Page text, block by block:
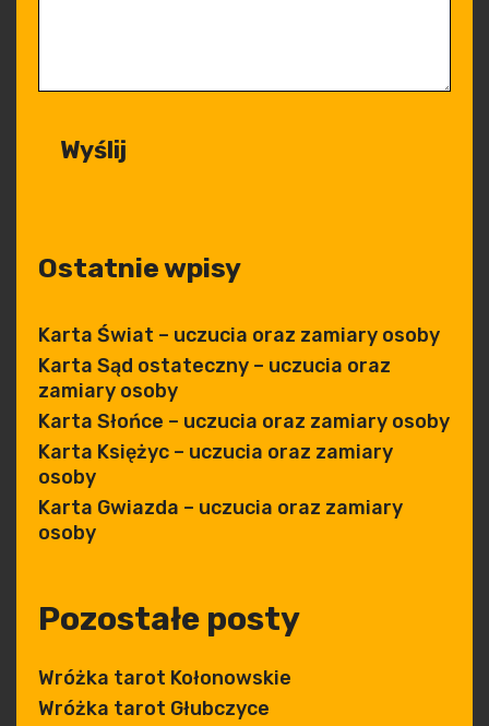
Ostatnie wpisy
Karta Świat – uczucia oraz zamiary osoby
Karta Sąd ostateczny – uczucia oraz
zamiary osoby
Karta Słońce – uczucia oraz zamiary osoby
Karta Księżyc – uczucia oraz zamiary
osoby
Karta Gwiazda – uczucia oraz zamiary
osoby
Pozostałe posty
Wróżka tarot Kołonowskie
Wróżka tarot Głubczyce